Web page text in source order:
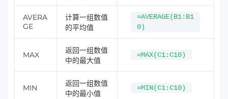
AVERA
GE
计算一组数值
的平均值
=AVERAGE(B1:B1
0)
MAX
返回一组数值
中的最大值
=MAX(C1:C10)
MIN
返回一组数值
中的最小值
=MIN(C1:C10)